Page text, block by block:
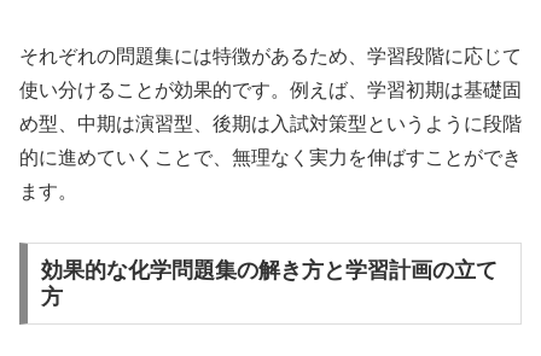
それぞれの問題集には特徴があるため、学習段階に応じて
使い分けることが効果的です。例えば、学習初期は基礎固
め型、中期は演習型、後期は入試対策型というように段階
的に進めていくことで、無理なく実力を伸ばすことができ
ます。
効果的な化学問題集の解き方と学習計画の立て
方